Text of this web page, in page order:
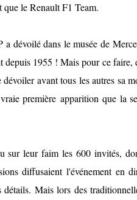
le Renault F1 Team.
dévoilé dans le musée de
depuis 1955 ! Mais pour ce
dévoiler avant tous les autres sa
première apparition que la
sur leur faim les 600 invités,
diffusaient l'événement en
détails. Mais lors des